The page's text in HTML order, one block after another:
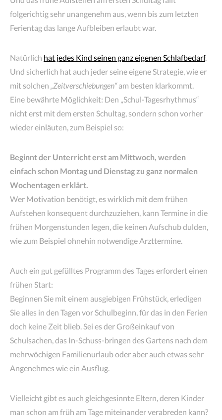
folgerichtig sehr unangenehm aus, wenn bis zum letzten
Ferientag das lange Aufbleiben erlaubt war.
Natürlich hat jedes Kind seinen ganz eigenen Schlafbedarf.
Und sicherlich hat auch jeder seine eigene Strategie, wie er
mit solchen „Zeitverschiebungen“am besten klarkommt.
Eine bewährte Möglichkeit: Den „Schul-Tagesrhythmus“
nicht erst mit dem ersten Schultag, sondern schon vorher
wieder einläuten, zum Beispiel so:
Beginnt der Unterricht erst am Mittwoch, werden
einfach schon Montag und Dienstag zu ganz normalen
Wochentagen erklärt.
Wer Motivation benötigt, es wirklich mit dem frühen
Aufstehen konsequent durchzuziehen, kann Termine in die
frühen Morgenstunden legen, die keinen Aufschub dulden,
wie zum Beispiel ohnehin notwendige Arzttermine.
Auch ein gut gefülltes Programm des Tages erfordert einen
frühen Start:
Beginnen Sie mit einem ausgiebigen Frühstück, erledigen
Sie alles in den Tagen vor Schulbeginn, für das in den Ferien
doch keine Zeit blieb. Sei es der Großeinkauf von
Schulsachen, das In-Schuss-bringen des Gartens nach dem
mehrwöchigen Familienurlaub oder aber auch etwas sehr
Angenehmes wie ein Ausflug.
Vielleicht gibt es auch gleichgesinnte Eltern, deren Kinder
man schon am früh am Tage miteinander verabreden kann?